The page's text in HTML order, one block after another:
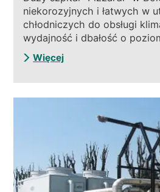
niekorozyjnych i łatwych w
chłodniczych do obsługi
wydajność i dbałość o
Więcej